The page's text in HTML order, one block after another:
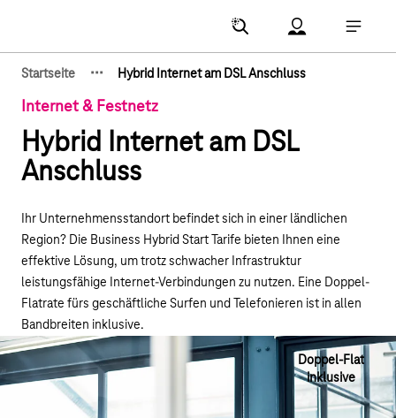
Account Menu
Startseite
Zeige verborgene Breadcrumb-Elemente
··· Hybrid Internet am DSL Anschluss
Internet & Festnetz
Hybrid Internet am DSL
Anschluss
Ihr Unternehmensstandort befindet sich in einer ländlichen
Region? Die Business Hybrid Start Tarife bieten Ihnen eine
effektive Lösung, um trotz schwacher Infrastruktur
leistungsfähige Internet-Verbindungen zu nutzen. Eine Doppel-
Flatrate fürs geschäftliche Surfen und Telefonieren ist in allen
Bandbreiten inklusive.
Doppel-Flat
inklusive